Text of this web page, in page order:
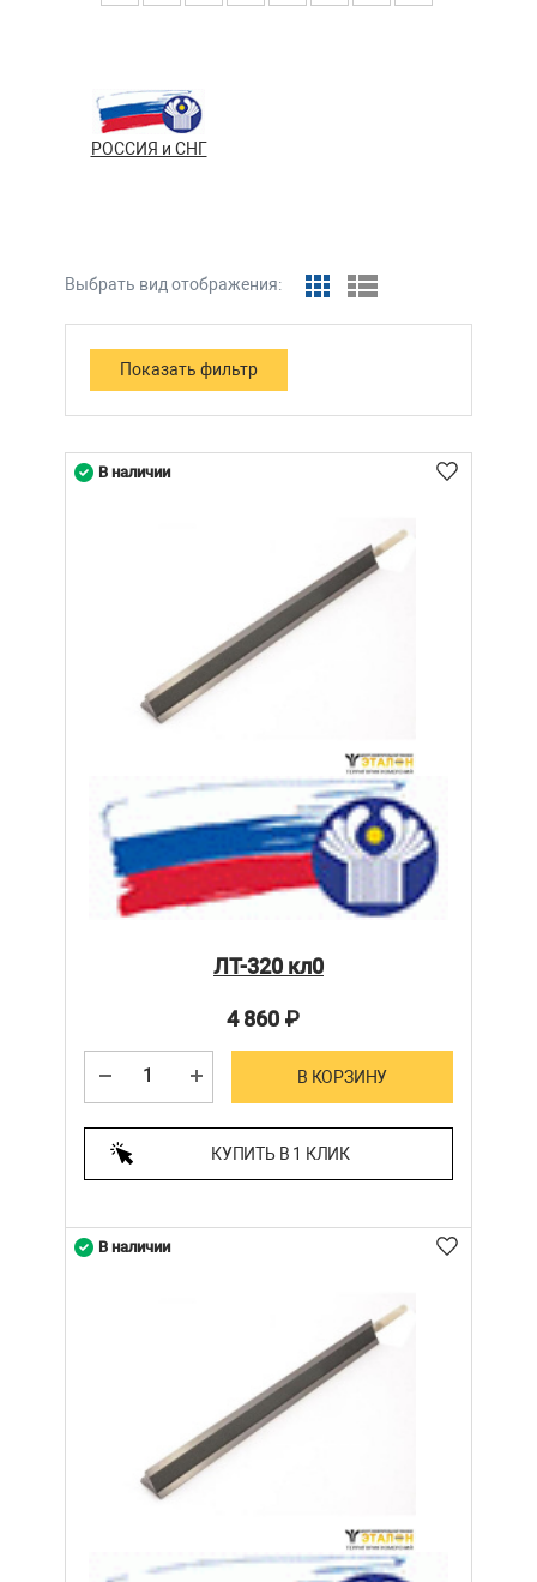
РОССИЯ и СНГ
Выбрать вид отображения:
ЛТ-320 кл0
4 860₽
В КОРЗИНУ
КУПИТЬ В 1 КЛИК
В наличии
В наличии